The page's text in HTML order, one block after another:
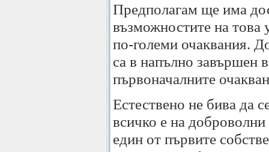
Предполагам ще има
възможностите на това
по-големи очаквания.
са в напълно завършен
първоначалните
Естествено не бива да
всичко е на
един от първите